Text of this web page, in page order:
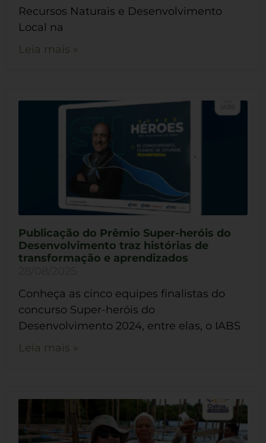
Recursos Naturais e Desenvolvimento
Local na
Leia mais »
Publicação do Prêmio Super-heróis do
Desenvolvimento traz histórias de
transformação e aprendizados
Conheça as cinco equipes finalistas do
concurso Super-heróis do
Desenvolvimento 2024, entre elas, o IABS
Leia mais »